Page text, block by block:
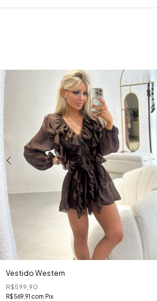
Vestido Western
R$599,90
R$569,91 com Pix